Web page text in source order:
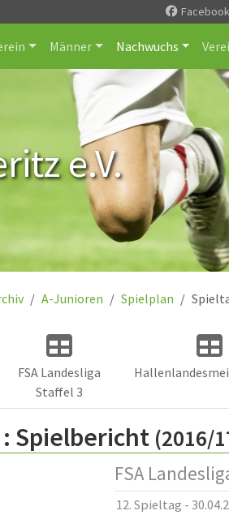
Facebook
Männer Nachwuchs
e.V.
A-Junioren Spielplan
FSA Landesliga
Staffel 3
Spielbericht (2016/
FSA
12. Spieltag -